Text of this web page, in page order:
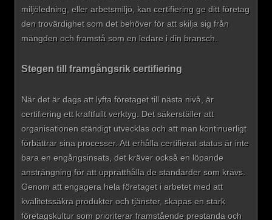
miljöledning, eller arbetsmiljö, kan certifiering ge ditt företag
den trovärdighet som det behöver för att skilja sig från
mängden och framstå som en ledare i din bransch.
Stegen till framgångsrik certifiering
När det är dags att lyfta företaget till nästa nivå, är
certifiering ett kraftfullt verktyg. Det säkerställer att
organisationen ständigt utvecklas och att man kontinuerligt
förbättrar sina processer. Att erhålla certifierat status är inte
bara en engångsinsats, det kräver också en löpande
ansträngning för att upprätthålla de standarder som krävs.
Genom att engagera hela företaget i arbetet med att
kvalitetssäkra produkter och tjänster, skapas en stark
företagskultur som prioriterar framstående prestanda och